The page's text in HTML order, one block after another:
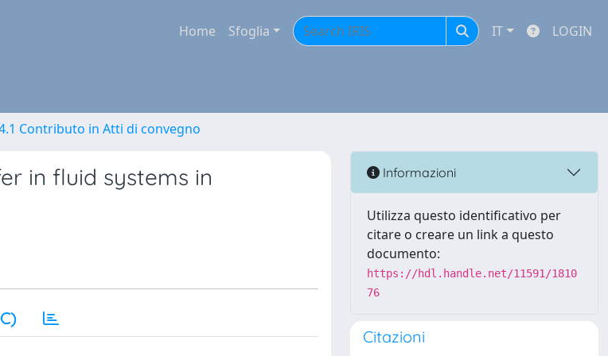
Home Sfoglia IT LOGIN
Contributo in Atti di convegno
in fluid systems in
Informazioni
Utilizza questo identificativo per
citare o creare un link a questo
documento:
https://hdl.handle.net/11591/1810
76
Citazioni